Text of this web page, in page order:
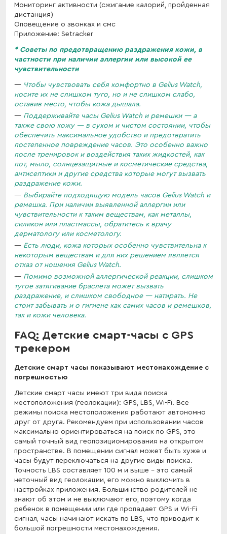
Мониторинг активности (сжигание калорий, пройденная
дистанция)
Оповещение о звонках и смс
Приложение: Setracker
* Советы по предотвращению раздражения кожи, в
частности при наличии аллергии или высокой ее
чувствительности
Чтобы чувствовать себя комфортно в Gelius Watch,
носите их не слишком туго, но и не слишком слабо,
оставив место, чтобы кожа дышала.
Поддерживайте часы Gelius Watch и ремешки — а
также свою кожу — в сухом и чистом состоянии, чтобы
обеспечить максимальное удобство и предотвратить
постепенное повреждение часов. Это особенно важно
после тренировок и воздействия таких жидкостей, как
пот, мыло, солнцезащитные и косметические средства,
антисептики и другие средства которые могут вызвать
раздражение кожи.
Выбирайте подходящую модель часов Gelius Watch и
ремешка. При наличии выявленной аллергии или
чувствительности к таким веществам, как металлы,
силикон или пластмассы, обратитесь к врачу
дерматологу или косметологу.
Есть люди, кожа которых особенно чувствительна к
некоторым веществам и для них решением является
отказ от ношения Gelius Watch.
Помимо возможной аллергической реакции, слишком
тугое затягивание браслета может вызвать
раздражение, и слишком свободное — натирать. Не
стоит забывать и о гигиене как самих часов и ремешков,
так и кожи человека.
FAQ: Детские смарт-часы с GPS
трекером
Детские смарт часы показывают местонахождение с
погрешностью
Детские смарт часы имеют три вида поиска
местоположения (геолокации): GPS, LBS, Wi-Fi. Все
режимы поиска местоположения работают автономно
друг от друга. Рекомендуем при использовании часов
максимально ориентироваться на поиск по GPS, это
самый точный вид геопозиционирования на открытом
пространстве. В помещении сигнал может быть хуже и
часы будут переключаться на другие виды поиска.
Точность LBS составляет 100 м и выше - это самый
неточный вид геолокации, его можно выключить в
настройках приложения. Большинство родителей не
знают об этом и не выключают его, поэтому когда
ребенок в помещении или где пропадает GPS и Wi-Fi
сигнал, часы начинают искать по LBS, что приводит к
большой погрешности местонахождения.